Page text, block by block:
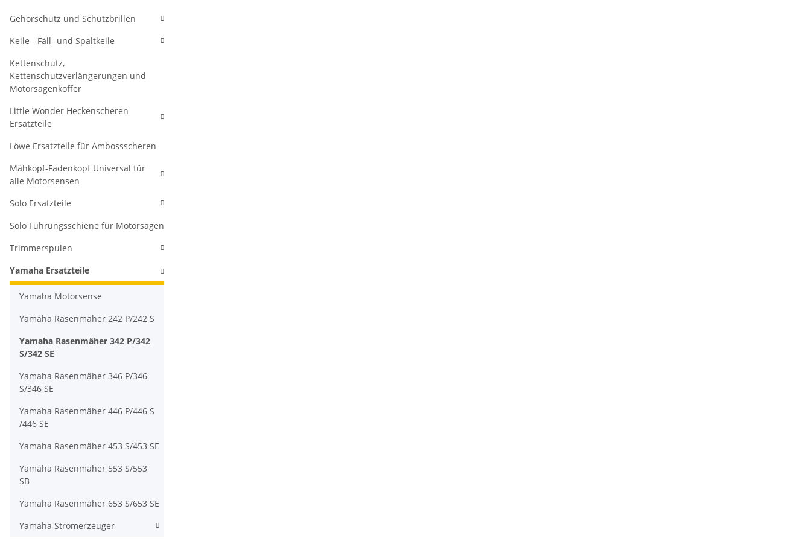
Gehörschutz und Schutzbrillen
Keile - Fäll- und Spaltkeile
Kettenschutz,
Kettenschutzverlängerungen und
Motorsägenkoffer
Little Wonder Heckenscheren
Ersatzteile
Löwe Ersatzteile für Ambossscheren
Mähkopf-Fadenkopf Universal für
alle Motorsensen
Solo Ersatzteile
Solo Führungsschiene für Motorsägen
Trimmerspulen
Yamaha Ersatzteile
Yamaha Motorsense
Yamaha Rasenmäher 242 P/242 S
Yamaha Rasenmäher 342 P/342
S/342 SE
Yamaha Rasenmäher 346 P/346
S/346 SE
Yamaha Rasenmäher 446 P/446 S
/446 SE
Yamaha Rasenmäher 453 S/453 SE
Yamaha Rasenmäher 553 S/553
SB
Yamaha Rasenmäher 653 S/653 SE
Yamaha Stromerzeuger